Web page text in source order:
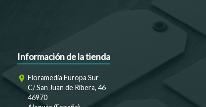
Información de la tienda
room Floramedia Europa Sur
C/ San Juan de Ribera, 46
46970